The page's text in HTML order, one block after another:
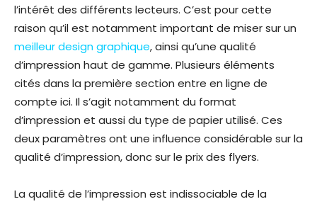
l’intérêt des différents lecteurs. C’est pour cette
raison qu’il est notamment important de miser sur un
meilleur design graphique, ainsi qu’une qualité
d’impression haut de gamme. Plusieurs éléments
cités dans la première section entre en ligne de
compte ici. Il s’agit notamment du format
d’impression et aussi du type de papier utilisé. Ces
deux paramètres ont une influence considérable sur la
qualité d’impression, donc sur le prix des flyers.
La qualité de l’impression est indissociable de la